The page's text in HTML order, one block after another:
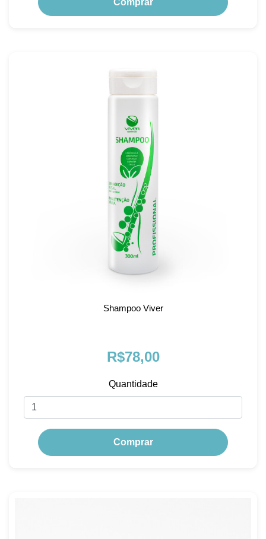
Comprar
Shampoo Viver
R$78,00
Quantidade
Comprar